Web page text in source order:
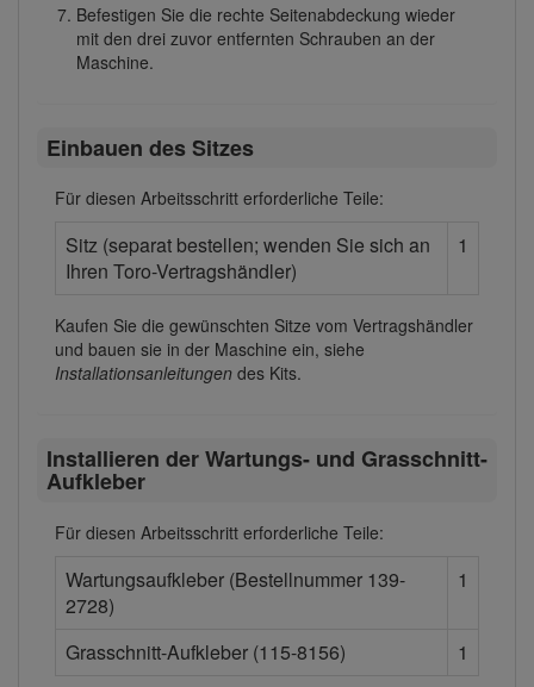
Befestigen Sie die rechte Seitenabdeckung wieder
mit den drei zuvor entfernten Schrauben an der
Maschine.
Einbauen des Sitzes
Für diesen Arbeitsschritt erforderliche Teile:
Sitz (separat bestellen; wenden Sie sich an
Ihren Toro-Vertragshändler)
1
Kaufen Sie die gewünschten Sitze vom Vertragshändler
und bauen sie in der Maschine ein, siehe
Installationsanleitungen des Kits.
Installieren der Wartungs- und Grasschnitt-
Aufkleber
Für diesen Arbeitsschritt erforderliche Teile:
Wartungsaufkleber (Bestellnummer 139-
2728)
1
Grasschnitt-Aufkleber (115-8156) 1